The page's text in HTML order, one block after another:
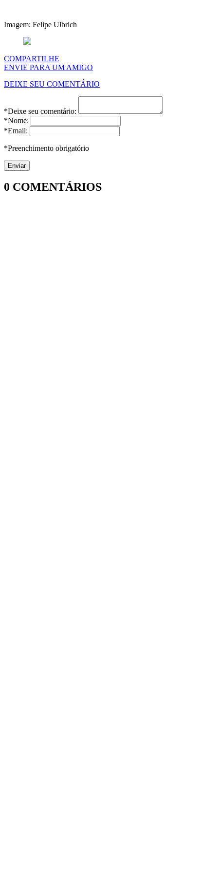
Imagem: Felipe Ulbrich
COMPARTILHE
ENVIE PARA UM AMIGO
DEIXE SEU COMENTÁRIO
*Deixe seu comentário:
*Nome:
*Email:
*Preenchimento obrigatório
0 COMENTÁRIOS